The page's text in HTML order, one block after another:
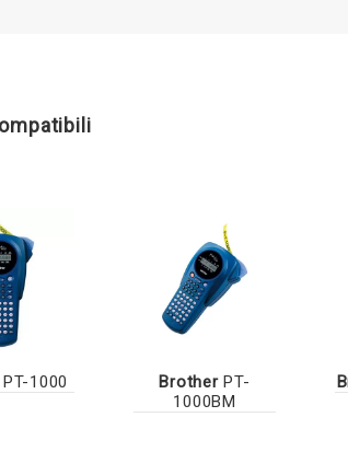
PT-1000 BrotherPT-
1000BM